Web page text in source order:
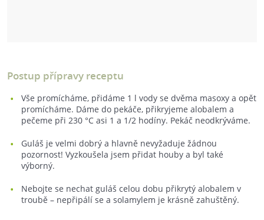
Postup přípravy receptu
Vše promícháme, přidáme 1 l vody se dvěma masoxy a opět
promícháme. Dáme do pekáče, přikryjeme alobalem a
pečeme při 230 °C asi 1 a 1/2 hodíny. Pekáč neodkrýváme.
Guláš je velmi dobrý a hlavně nevyžaduje žádnou
pozornost! Vyzkoušela jsem přidat houby a byl také
výborný.
Nebojte se nechat guláš celou dobu přikrytý alobalem v
troubě – nepřipálí se a solamylem je krásně zahuštěný.